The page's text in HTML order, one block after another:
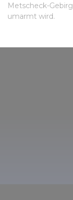
Metscheck-
umarmt wird.